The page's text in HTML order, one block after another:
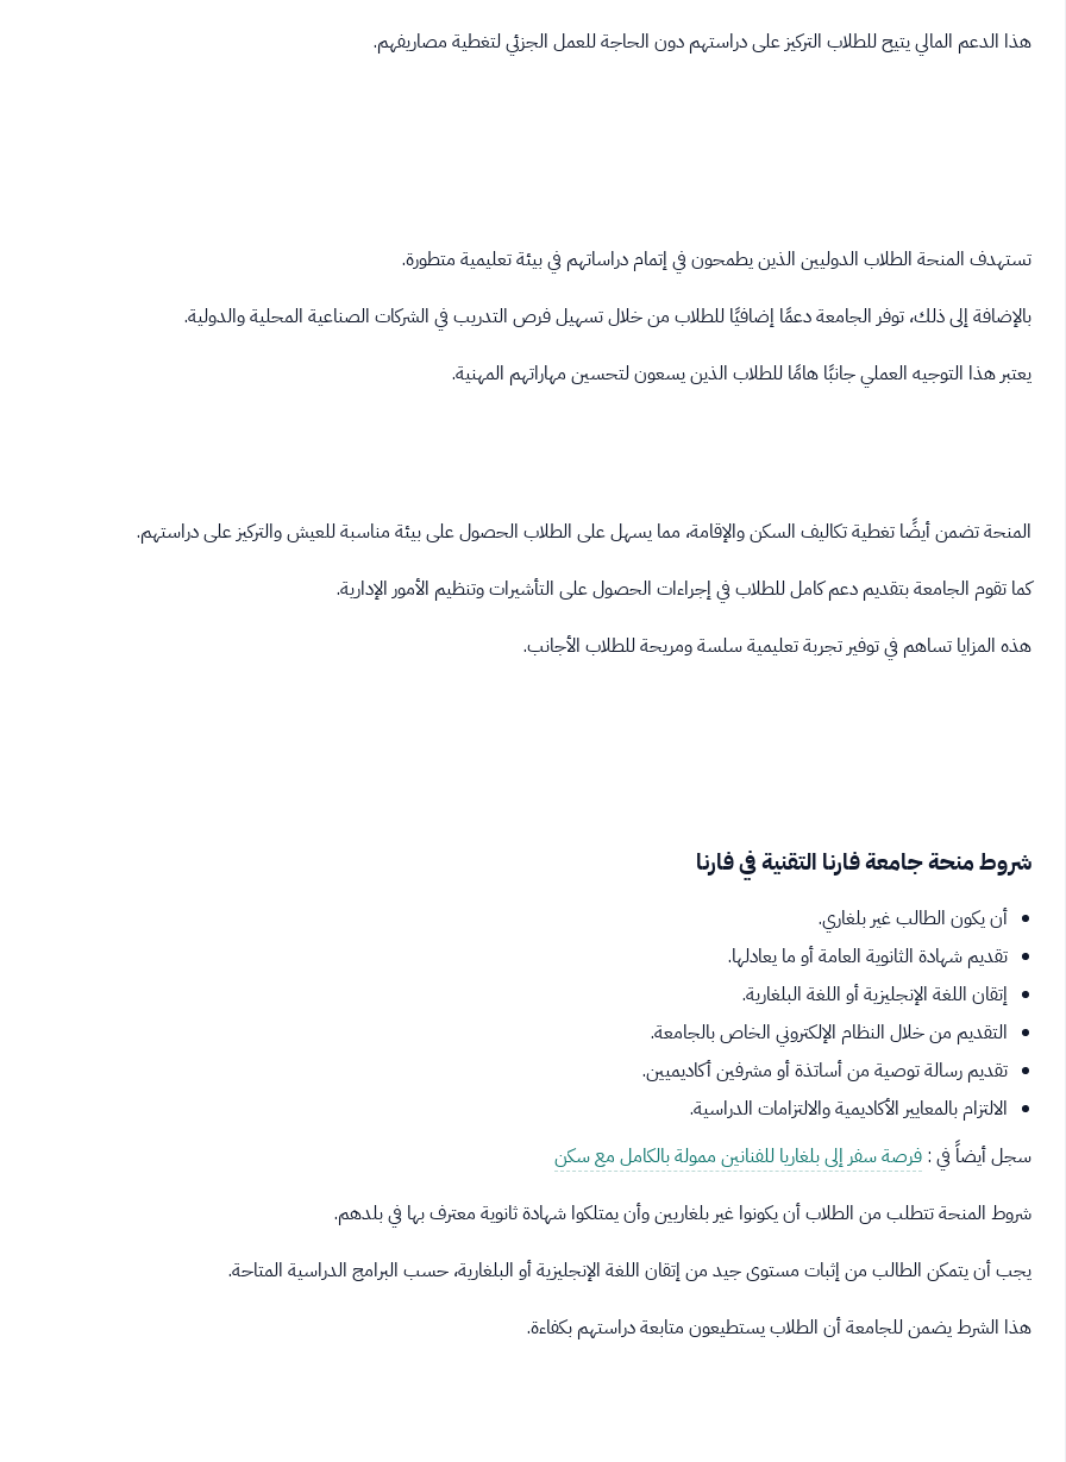
هذا الدعم المالي يتيح للطلاب التركيز على دراستهم دون الحاجة للعمل الجزئي لتغطية مصاريفهم.
تستهدف المنحة الطلاب الدوليين الذين يطمحون في إتمام دراساتهم في بيئة تعليمية متطورة.
بالإضافة إلى ذلك، توفر الجامعة دعمًا إضافيًا للطلاب من خلال تسهيل فرص التدريب في الشركات الصناعية المحلية والدولية.
يعتبر هذا التوجيه العملي جانبًا هامًا للطلاب الذين يسعون لتحسين مهاراتهم المهنية.
المنحة تضمن أيضًا تغطية تكاليف السكن والإقامة، مما يسهل على الطلاب الحصول على بيئة مناسبة للعيش والتركيز على دراستهم.
كما تقوم الجامعة بتقديم دعم كامل للطلاب في إجراءات الحصول على التأشيرات وتنظيم الأمور الإدارية.
هذه المزايا تساهم في توفير تجربة تعليمية سلسة ومريحة للطلاب الأجانب.
شروط منحة جامعة فارنا التقنية في فارنا
أن يكون الطالب غير بلغاري.
تقديم شهادة الثانوية العامة أو ما يعادلها.
إتقان اللغة الإنجليزية أو اللغة البلغارية.
التقديم من خلال النظام الإلكتروني الخاص بالجامعة.
تقديم رسالة توصية من أساتذة أو مشرفين أكاديميين.
الالتزام بالمعايير الأكاديمية والالتزامات الدراسية.
سجل أيضاً في : فرصة سفر إلى بلغاريا للفنانين ممولة بالكامل مع سكن
شروط المنحة تتطلب من الطلاب أن يكونوا غير بلغاريين وأن يمتلكوا شهادة ثانوية معترف بها في بلدهم.
يجب أن يتمكن الطالب من إثبات مستوى جيد من إتقان اللغة الإنجليزية أو البلغارية، حسب البرامج الدراسية المتاحة.
هذا الشرط يضمن للجامعة أن الطلاب يستطيعون متابعة دراستهم بكفاءة.